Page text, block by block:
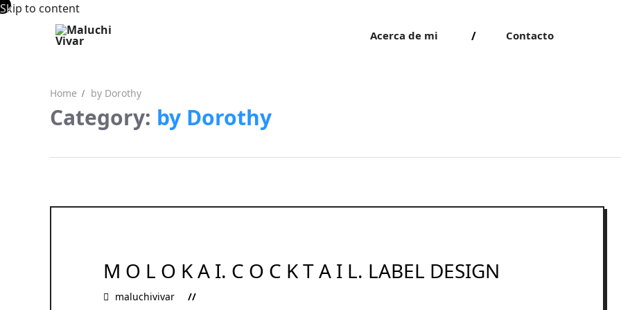
Skip to content
Acerca de mi Contacto
Home by Dorothy
Category: by Dorothy
M O L O K A I. C O C K T A I L. LABEL DESIGN
maluchivivar